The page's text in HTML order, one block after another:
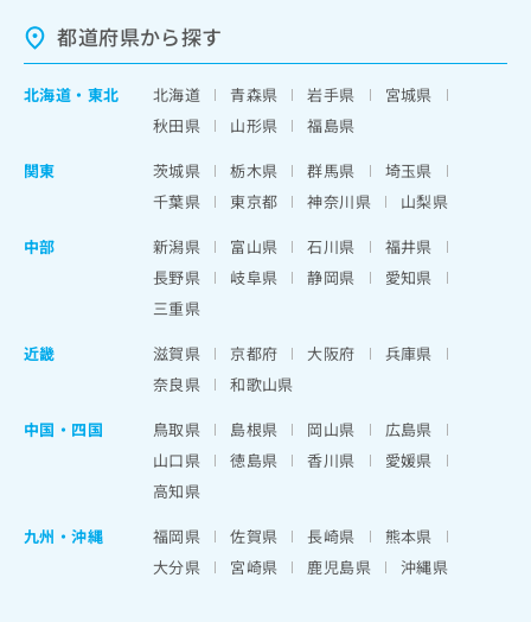
都道府県から探す
北海道 ・ 東北 北海道 青森県 岩手県
宮城県
秋田県
山形県
福島県
関東
茨城県 栃木県 群馬県
埼玉県
千葉県
東京都 神奈川県
山梨県
中部
新潟県 富山県 石川県
福井県
長野県
岐阜県 静岡県
愛知県
三重県
近畿
滋賀県 京都府 大阪府
兵庫県
奈良県
和歌山県
中国・四国
鳥取県 島根県 岡山県
広島県
山口県
徳島県 香川県
愛媛県
高知県
九州・沖縄
福岡県 佐賀県 長崎県
熊本県
大分県
宮崎県 鹿児島県 沖縄県